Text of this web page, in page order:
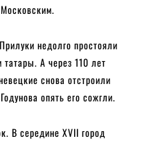
недолго простояли
А через 110 лет
снова отстроили
опять его сожгли.
В середине XVII город